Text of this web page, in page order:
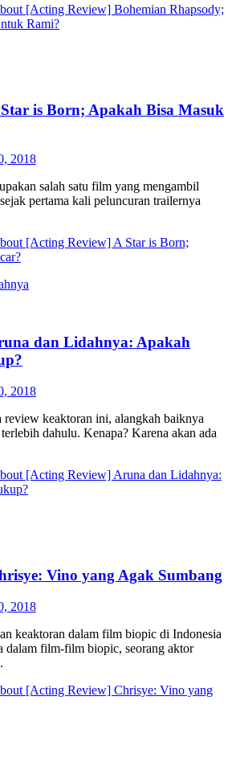
[Acting Review] Bohemian Rhapsody;
Rami?
is Born; Apakah Bisa Masuk
2018
salah satu film yang mengambil
pertama kali peluncuran trailernya
[Acting Review] A Star is Born;
dan Lidahnya: Apakah
2018
review keaktoran ini, alangkah baiknya
dahulu. Kenapa? Karena akan ada
[Acting Review] Aruna dan Lidahnya:
Vino yang Agak Sumbang
2018
keaktoran dalam film biopic di Indonesia
dalam film-film biopic, seorang aktor
[Acting Review] Chrisye: Vino yang